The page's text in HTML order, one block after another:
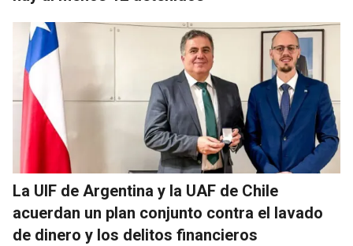
La UIF de Argentina y la UAF de Chile
acuerdan un plan conjunto contra el lavado
de dinero y los delitos financieros